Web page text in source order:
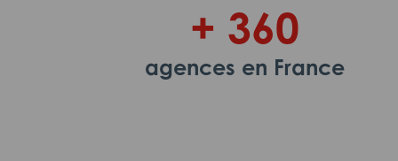
+ 360
agences en France